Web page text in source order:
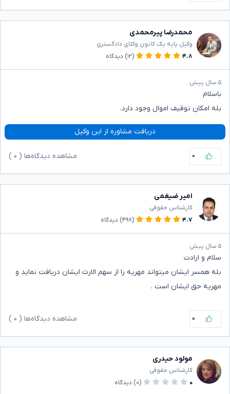
محمدرضا پیرمحمدی
وکیل پایه یک کانون وکلای دادگستری
۴.۸
(۱۲) دیدگاه
۵ سال پیش
باسلام
بله امکان توقیف اموال وجود دارد.
دریافت مشاوره از این وکیل
۰ مشاهده دیدگاه‌ها ( ۰
امیر ضیغمی
کارشناس حقوقی
۴.۷
(۴۹۸) دیدگاه
۵ سال پیش
سلام و ارادت
بله همسر ایشان میتواند مهریه را از سهم الارث ایشان دریافت نماید و
مهریه حق ایشان است .
۰ مشاهده دیدگاه‌ها ( ۰
مولود حیدری
کارشناس حقوقی
۰
(۰) دیدگاه